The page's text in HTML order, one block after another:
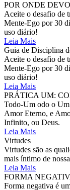
POR ONDE
Aceite o desafio de
Mente-Ego por 30
uso diário!
Leia Mais
Guia de Disciplina
Aceite o desafio de
Mente-Ego por 30
uso diário!
Leia Mais
PRÁTICA UM:
Todo-Um odo o Um
Amor Eterno, e
Infinito, ou Deus.
Leia Mais
Virtudes
Virtudes são as
mais íntimo de
Leia Mais
FORMA
Forma negativa é